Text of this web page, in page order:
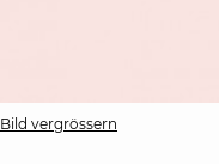
Bild vergrössern